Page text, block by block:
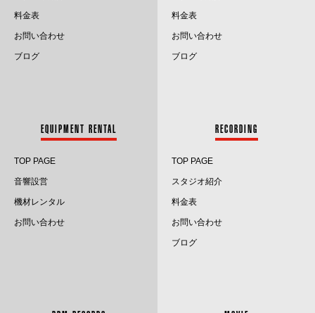
2024.9
2024.5
2024.3
2024.2
料金表
お問い合わせ
ブログ
料金表
お問い合わせ
ブログ
EQUIPMENT RENTAL
TOP PAGE
音響設営
機材レンタル
お問い合わせ
RECORDING
TOP PAGE
スタジオ紹介
料金表
お問い合わせ
ブログ